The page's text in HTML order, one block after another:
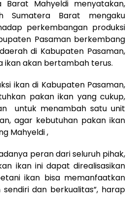
Barat Mahyeldi menyatakan,
Sumatera Barat mengaku
perkembangan produksi
Pasaman berkembang
di Kabupaten Pasaman,
ikan akan bertambah terus.
ikan di Kabupaten Pasaman,
pakan ikan yang cukup,
untuk menambah satu unit
agar kebutuhan pakan ikan
Mahyeldi ,
peran dari seluruh pihak,
ikan ini dapat direalisasikan
ikan bisa memanfaatkan
dan berkualitas”, harap